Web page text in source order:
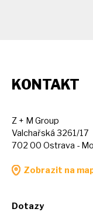
KONTAKT
Z + M Group
Valchařská 3261/17
702 00 Ostrava -
Zobrazit na
Dotazy